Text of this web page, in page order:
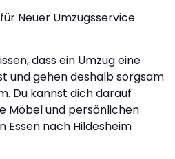
Neuer Umzugsservice
dass ein Umzug eine
und gehen deshalb sorgsam
Du kannst dich darauf
Möbel und persönlichen
Essen nach Hildesheim